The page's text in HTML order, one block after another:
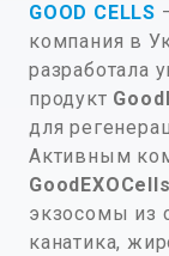
GOOD CELLS
компания в
разработала
продукт
для
Активным
экзосомы из
канатика,